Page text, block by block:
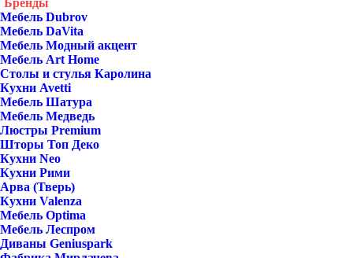
Бренды
Мебель Dubrov
Мебель DaVita
Мебель Модный акцент
Мебель Art Home
Столы и стулья Каролина
Кухни Avetti
Мебель Шатура
Мебель Медведь
Люстры Premium
Шторы Топ Деко
Кухни Neo
Кухни Рими
Арва (Тверь)
Кухни Valenza
Мебель Optima
Мебель Леспром
Диваны Geniuspark